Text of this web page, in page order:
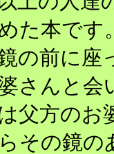
た本です
の前に座
さんと会
父方のお
その鏡の